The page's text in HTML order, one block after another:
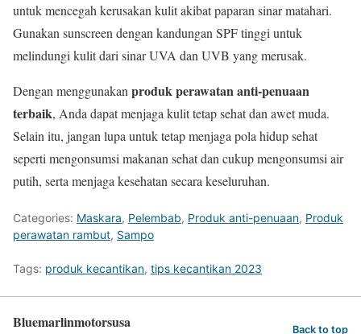
untuk mencegah kerusakan kulit akibat paparan sinar matahari.
Gunakan sunscreen dengan kandungan SPF tinggi untuk
melindungi kulit dari sinar UVA dan UVB yang merusak.
Dengan menggunakan produk perawatan anti-penuaan
terbaik, Anda dapat menjaga kulit tetap sehat dan awet muda.
Selain itu, jangan lupa untuk tetap menjaga pola hidup sehat
seperti mengonsumsi makanan sehat dan cukup mengonsumsi air
putih, serta menjaga kesehatan secara keseluruhan.
Categories: Maskara, Pelembab, Produk anti-penuaan, Produk
perawatan rambut, Sampo
Tags: produk kecantikan, tips kecantikan 2023
Bluemarlinmotorsusa Back to top